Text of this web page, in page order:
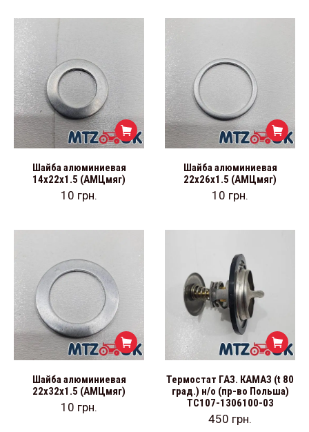
Шайба алюминиевая
14х22х1.5 (АМЦмяг)
10 грн.
Шайба алюминиевая
22х26х1.5 (АМЦмяг)
10 грн.
Шайба алюминиевая
22х32х1.5 (АМЦмяг)
10 грн.
Термостат ГАЗ. КАМАЗ (t 80
град.) н/о (пр-во Польша)
ТС107-1306100-03
450 грн.